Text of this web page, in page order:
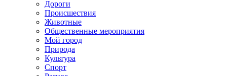
Дороги
Происшествия
Животные
Общественные мероприятия
Мой город
Природа
Культура
Спорт